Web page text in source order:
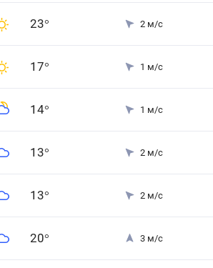
23° 2 м/с
17° 1 м/с
14° 1 м/с
13° 2 м/с
13° 2 м/с
20° 3 м/с